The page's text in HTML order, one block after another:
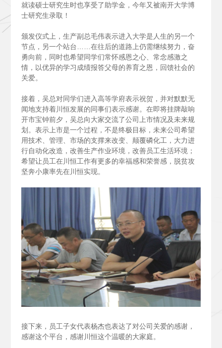
就读硕士研究生时也享受了助学金，今年又被南开大学博
士研究生录取！
颁发仪式上，生产副总毛伟表示进入大学是人生的另一个
节点，另一个站台……在往后的道路上仍需继续努力，奋
勇向前，同时也希望同学们常怀感恩之心、常念感激之
情，以优异的学习成绩报答父母的养育之恩，回馈社会的
关爱。
接着，吴总对同学们进入高等学府表示祝贺，并对默默无
闻地支持着川恒发展的同事们表示感谢。在即将挂牌敲响
开市宝钟前夕，吴总向大家交流了公司上市情况及未来规
划。表示上市是一个过程，不是终极目标，未来公司希望
用技术、管理、市场的支撑来改变、颠覆磷化工，大力进
行自动化改造，改善生产作业环境，改善员工生活环境；
希望让员工在川恒工作有更多的幸福感和荣誉感，脱贫攻
坚奔小康率先在川恒实现。
接下来，员工子女代表杨杰也表达了对公司关爱的感谢，
感谢这个平台，感谢川恒这个温暖的大家庭。